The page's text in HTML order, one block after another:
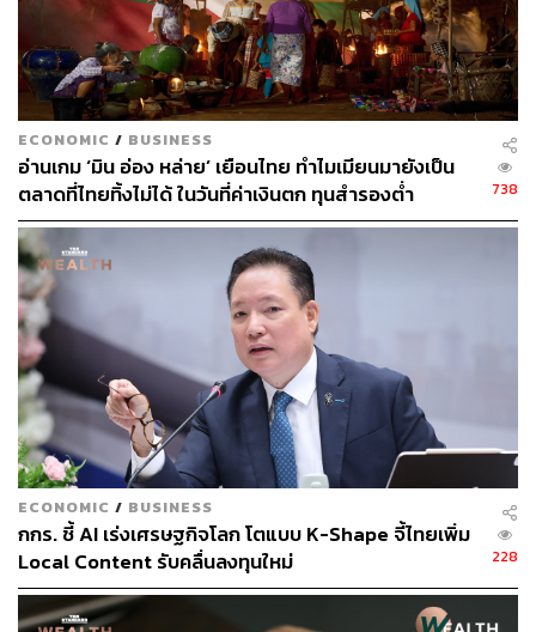
ECONOMIC / BUSINESS
อ่านเกม ‘มิน อ่อง หล่าย’ เยือนไทย ทำไมเมียนมายังเป็น
ตลาดที่ไทยทิ้งไม่ได้ ในวันที่ค่าเงินตก ทุนสำรองต่ำ
738
ECONOMIC / BUSINESS
กกร. ชี้ AI เร่งเศรษฐกิจโลก โตแบบ K-Shape จี้ไทยเพิ่ม
Local Content รับคลื่นลงทุนใหม่
228